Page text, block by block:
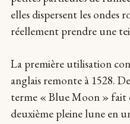
elles dispersent les ondes
réellement prendre une
La première utilisation
anglais remonte à 1528.
terme « Blue Moon » fait
deuxième pleine lune en